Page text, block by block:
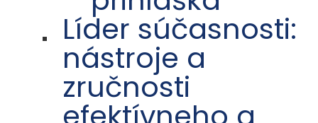
Líder súčasnosti:
nástroje a
zručnosti